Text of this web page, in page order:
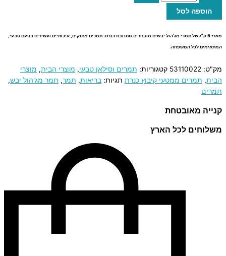
הוספה לסל
מארז 5 ק"ג של תמרי מג'הול יבשים מובחרים מתנובת כנרת. תמרים מתוקים, איכותיים ועשירים בטעם טבעי,
המתאימים לכל המשפחה.
מק"ט: 53110022 קטגוריות: תמרים וסילאן טבעי, מוצרי הבית, מוצרי
הבית, תמרים ממטעי קיבוץ כנרת תגיות: בריאות, תמר, תמר מג'הול יבש,
תמרים
קנייה מאובטחת
משלוחים לכל הארץ